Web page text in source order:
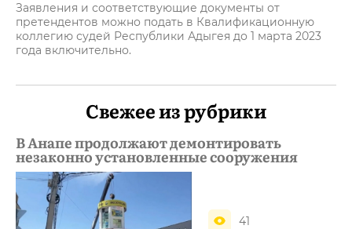
Заявления и соответствующие документы от
претендентов можно подать в Квалификационную
коллегию судей Республики Адыгея до 1 марта 2023
года включительно.
Свежее из рубрики
В Анапе продолжают демонтировать
незаконно установленные сооружения
41